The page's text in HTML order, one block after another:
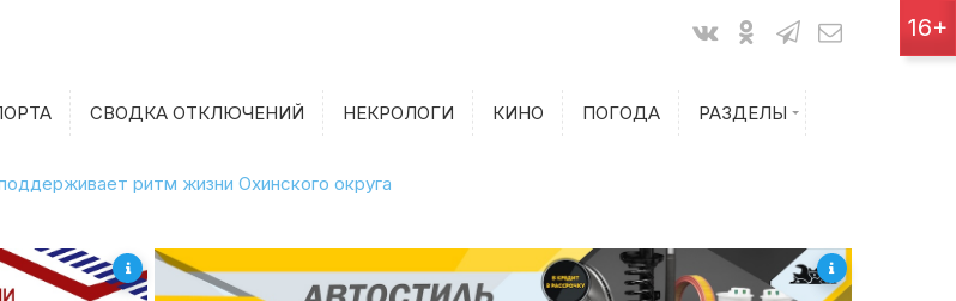
СВОДКА ОТКЛЮЧЕНИЙ НЕКРОЛОГИ КИНО ПОГОДА РАЗДЕЛЫ
Показания счетчиков
Билеты на поезд
ритм жизни Охинского округа
16+